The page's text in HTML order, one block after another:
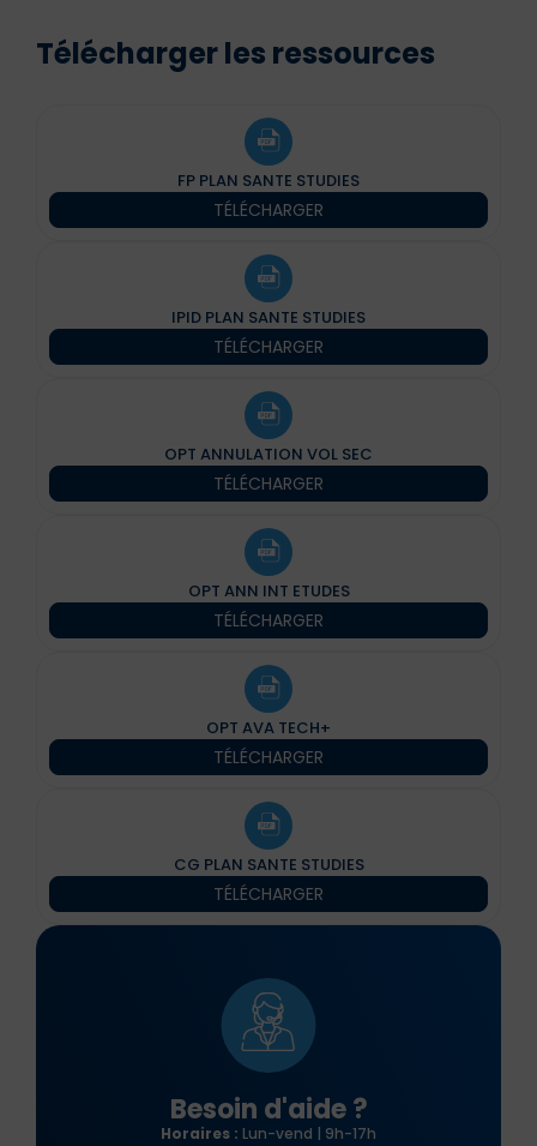
Télécharger les ressources
FP PLAN SANTE STUDIES
TÉLÉCHARGER
IPID PLAN SANTE STUDIES
TÉLÉCHARGER
OPT ANNULATION VOL SEC
TÉLÉCHARGER
OPT ANN INT ETUDES
TÉLÉCHARGER
OPT AVA TECH+
TÉLÉCHARGER
CG PLAN SANTE STUDIES
TÉLÉCHARGER
Besoin d'aide ?
Horaires : Lun-vend | 9h-17h